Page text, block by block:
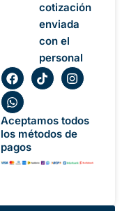
cotización
enviada
con el
personal
F
a
c
e
b
o
o
k
T
i
o
k
I
n
a
g
r
m
W
h
a
t
s
a
p
p
Aceptamos todos
los métodos de
pagos